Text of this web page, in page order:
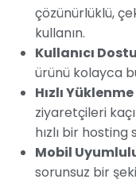
çözünürlüklü,
kullanın.
Kullanıcı
ürünü kolayca
Hızlı
ziyaretçileri
hızlı bir hosting
Mobil
sorunsuz bir